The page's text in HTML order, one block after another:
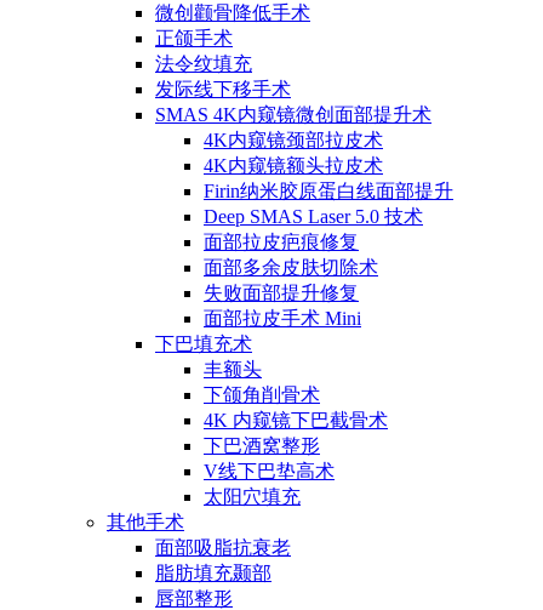
微创颧骨降低手术
正颌手术
法令纹填充
发际线下移手术
SMAS 4K内窥镜微创面部提升术
4K内窥镜颈部拉皮术
4K内窥镜额头拉皮术
Firin纳米胶原蛋白线面部提升
Deep SMAS Laser 5.0 技术
面部拉皮疤痕修复
面部多余皮肤切除术
失败面部提升修复
面部拉皮手术 Mini
下巴填充术
丰额头
下颌角削骨术
4K 内窥镜下巴截骨术
下巴酒窝整形
V线下巴垫高术
太阳穴填充
其他手术
面部吸脂抗衰老
脂肪填充颞部
唇部整形